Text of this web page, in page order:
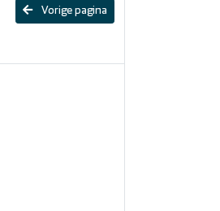
Vorige pagina